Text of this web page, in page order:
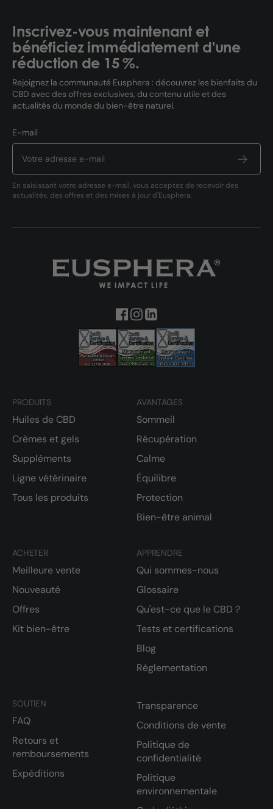
Inscrivez-vous maintenant et
bénéficiez immédiatement d'une
réduction de 15 %.
Rejoignez la communauté Eusphera : découvrez les bienfaits du
CBD avec des offres exclusives, du contenu utile et des
actualités du monde du bien-être naturel.
E-mail
En saisissant votre adresse e-mail, vous acceptez de recevoir des
actualités, des offres et des mises à jour d'Eusphera.
PRODUITS
Huiles de CBD
Crèmes et gels
Suppléments
Ligne vétérinaire
Tous les produits
AVANTAGES
Sommeil
Récupération
Calme
Équilibre
Protection
Bien-être animal
ACHETER
Meilleure vente
Nouveauté
Offres
Kit bien-être
APPRENDRE
Qui sommes-nous
Glossaire
Qu'est-ce que le CBD ?
Tests et certifications
Blog
Réglementation
SOUTIEN
FAQ
Retours et
remboursements
Expéditions
Transparence
Conditions de vente
Politique de
confidentialité
Politique
environnementale